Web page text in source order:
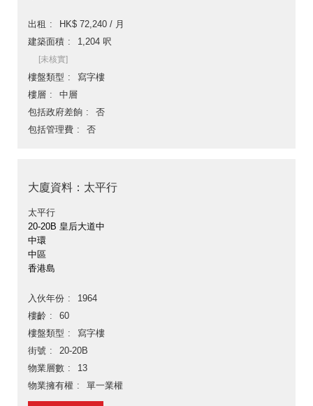
出租
HK$ 72,240 / 月
建築面積
1,204 呎
[未核實]
樓盤類型
寫字樓
樓層
中層
包括政府差餉
否
包括管理費
否
大廈資料：太平行
太平行
20-20B 皇后大道中
中環
中區
香港島
入伙年份
1964
樓齡
60
樓盤類型
寫字樓
街號
20-20B
物業層數
13
物業擁有權
單一業權